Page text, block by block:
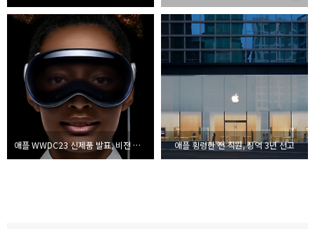
애플 WWDC23 신제품 발표, 비전 프로 출시는? 애플 횡령한 전 직원, 징역 3년 선고